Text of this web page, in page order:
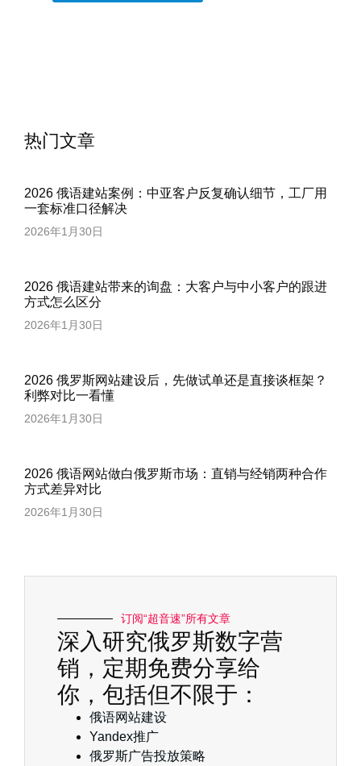
热门文章
2026 俄语建站案例：中亚客户反复确认细节，工厂用
一套标准口径解决
2026年1月30日
2026 俄语建站带来的询盘：大客户与中小客户的跟进
方式怎么区分
2026年1月30日
2026 俄罗斯网站建设后，先做试单还是直接谈框架？
利弊对比一看懂
2026年1月30日
2026 俄语网站做白俄罗斯市场：直销与经销两种合作
方式差异对比
2026年1月30日
订阅“超音速”所有文章
深入研究俄罗斯数字营
销，定期免费分享给
你，包括但不限于：
俄语网站建设
Yandex推广
俄罗斯广告投放策略